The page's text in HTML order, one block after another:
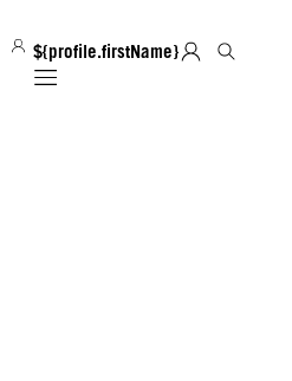
Mobile navigation
${profile.firstName}